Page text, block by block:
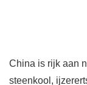
China is rijk aan
steenkool,